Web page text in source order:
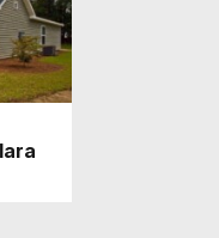
peşin ödemelerde
Mahmutbey’de sıfır
Bayramoğlu
Ormanyaka’da 2023
Yardım